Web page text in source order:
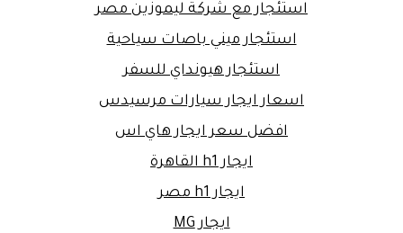
استئجار مع شركة ليموزين مصر
استئجار ميني باصات سياحية
استئجار هيونداي للسفر
اسعار ايجار سيارات مرسيدس
افضل سعر ايجار هاي اس
ايجار h1 القاهرة
ايجار h1 مصر
ايجار MG